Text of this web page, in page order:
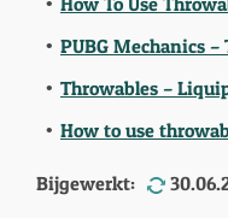
PUBG Mechanics –
Throwables –
How to use
Bijgewerkt: